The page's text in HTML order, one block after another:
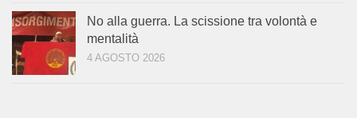
No alla guerra. La scissione tra volontà e
mentalità
4 AGOSTO 2026